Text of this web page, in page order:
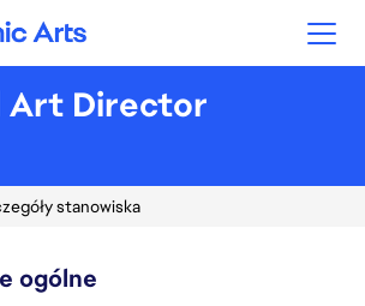
Arts
Art Director
stanowiska
ogólne